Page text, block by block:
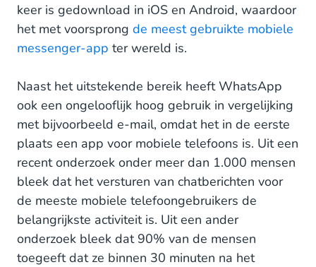
keer is gedownload in iOS en Android, waardoor
het met voorsprong de meest gebruikte mobiele
messenger-app ter wereld is.
Naast het uitstekende bereik heeft WhatsApp
ook een ongelooflijk hoog gebruik in vergelijking
met bijvoorbeeld e-mail, omdat het in de eerste
plaats een app voor mobiele telefoons is. Uit een
recent onderzoek onder meer dan 1.000 mensen
bleek dat het versturen van chatberichten voor
de meeste mobiele telefoongebruikers de
belangrijkste activiteit is. Uit een ander
onderzoek bleek dat 90% van de mensen
toegeeft dat ze binnen 30 minuten na het